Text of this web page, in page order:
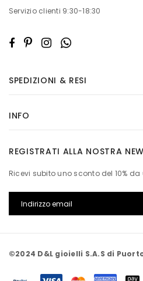
Servizio clienti 9:30-18:30
SPEDIZIONI & RESI
INFO
REGISTRATI ALLA NOSTRA
Ricevi subito uno sconto del 10%
©2024 D&L gioielli S.A.S di